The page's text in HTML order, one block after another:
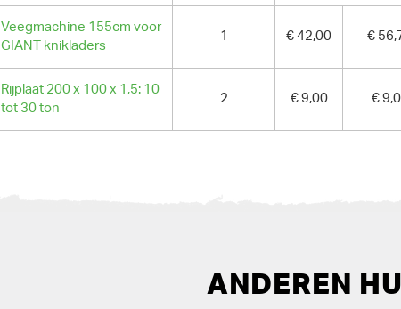
Veegmachine 155cm voor
GIANT knikladers
1 € 42,00 €
Rijplaat 200 x 100 x 1,5: 10
tot 30 ton
2 € 9,00 €
ANDEREN